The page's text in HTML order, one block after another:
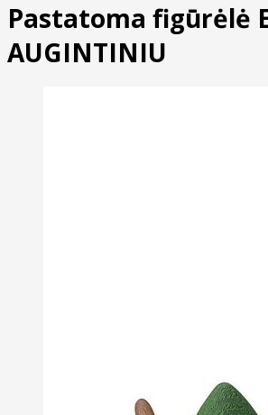
Pastatoma figūrėlė
AUGINTINIU